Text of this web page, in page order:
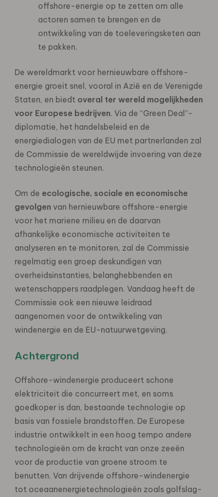
offshore-energie op te zetten om alle
actoren samen te brengen en de
ontwikkeling van de toeleveringsketen aan
te pakken.
De wereldmarkt voor hernieuwbare offshore-
energie groeit snel, vooral in Azië en de Verenigde
Staten, en biedt overal ter wereld mogelijkheden
voor Europese bedrijven. Via de “Green Deal”-
diplomatie, het handelsbeleid en de
energiedialogen van de EU met partnerlanden zal
de Commissie de wereldwijde invoering van deze
technologieën steunen.
Om de ecologische, sociale en economische
gevolgen van hernieuwbare offshore-energie
voor het mariene milieu en de daarvan
afhankelijke economische activiteiten te
analyseren en te monitoren, zal de Commissie
regelmatig een groep deskundigen van
overheidsinstanties, belanghebbenden en
wetenschappers raadplegen. Vandaag heeft de
Commissie ook een nieuwe leidraad
aangenomen voor de ontwikkeling van
windenergie en de EU-natuurwetgeving.
Achtergrond
Offshore-windenergie produceert schone
elektriciteit die concurreert met, en soms
goedkoper is dan, bestaande technologie op
basis van fossiele brandstoffen. De Europese
industrie ontwikkelt in een hoog tempo andere
technologieën om de kracht van onze zeeën
voor de productie van groene stroom te
benutten. Van drijvende offshore-windenergie
tot oceaanenergietechnologieën zoals golfslag-